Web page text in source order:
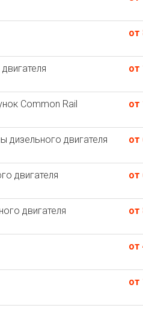
от
от
Common Rail от
дизельного двигателя от
двигателя от
двигателя от
от
от